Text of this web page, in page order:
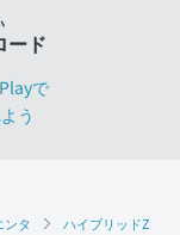
ンタ ハイブリッドZ
ード